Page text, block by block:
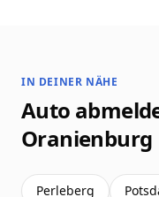
IN DEINER NÄHE
Auto
Oranienburg
Perleberg